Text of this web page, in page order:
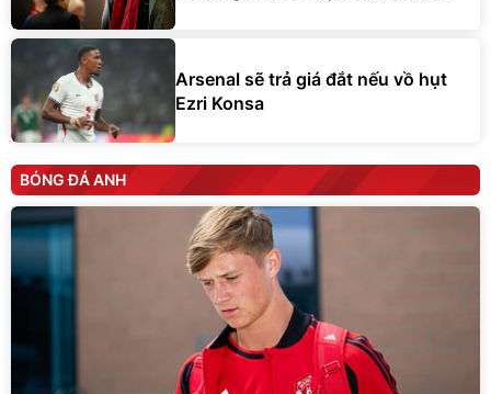
Arsenal sẽ trả giá đắt nếu vồ hụt
Ezri Konsa
BÓNG ĐÁ ANH